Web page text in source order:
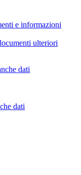
e informazioni
ulteriori
dati
dati